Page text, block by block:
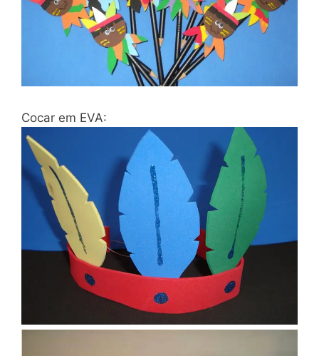
Cocar em EVA: